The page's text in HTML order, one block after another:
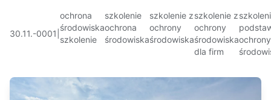
30.11.-0001
ochrona
środowiska
szkolenie
szkolenie
ochrona
środowiska
szkolenie z
ochrony
środowiska
szkolenie z
ochrony
środowiska
dla firm
ochrony